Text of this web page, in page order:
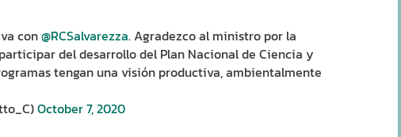
con@RCSalvarezza. Agradezco al ministro por la
del desarrollo del Plan Nacional de Ciencia y
tengan una visión productiva, ambientalmente
October 7, 2020